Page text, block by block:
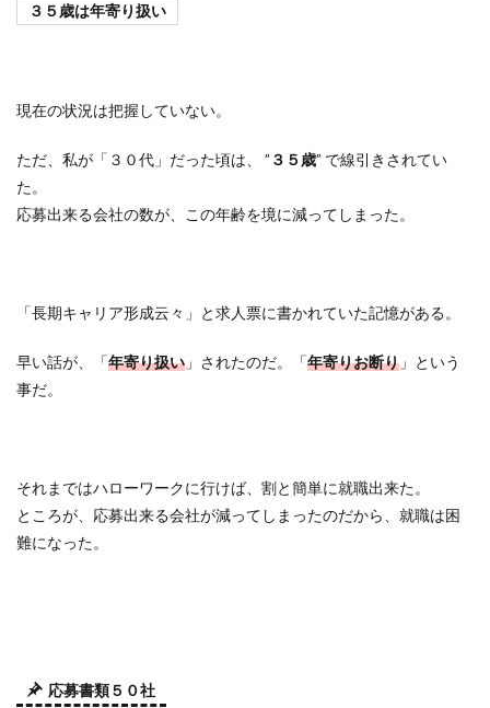
３５歳は年寄り扱い
現在の状況は把握していない。
ただ、私が「３０代」だった頃は、 ” ３５歳” で線引きされてい
た。
応募出来る会社の数が、この年齢を境に減ってしまった。
「長期キャリア形成云々」と求人票に書かれていた記憶がある。
早い話が、「年寄り扱い 」されたのだ。「年寄りお断り 」という
事だ。
それまではハローワークに行けば、割と簡単に就職出来た。
ところが、応募出来る会社が減ってしまったのだから、就職は困
難になった。
応募書類５０社